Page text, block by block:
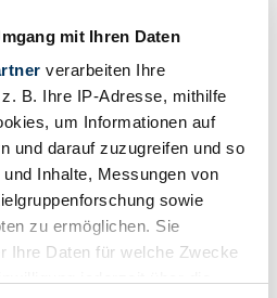
mit Ihren Daten
verarbeiten Ihre
B. Ihre IP-Adresse, mithilfe
um Informationen auf
und darauf zuzugreifen und so
Inhalte, Messungen von
sowie
zu ermöglichen. Sie
Ihre Daten für welche Zwecke